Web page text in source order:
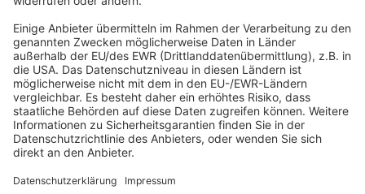
Abonnement anfordern|Abo kündigen|
Werben bei uns